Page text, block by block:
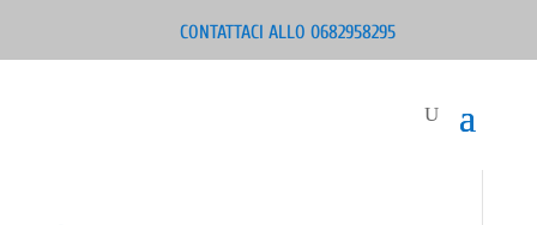
CONTATTACI ALLO 0682958295